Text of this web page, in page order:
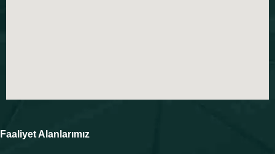
Faaliyet Alanlarımız